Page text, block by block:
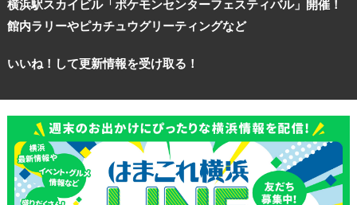
横浜駅スカイビル「ポケモンセンターフェスティバル」開催！
館内ラリーやピカチュウグリーティングなど
いいね！して更新情報を受け取る！